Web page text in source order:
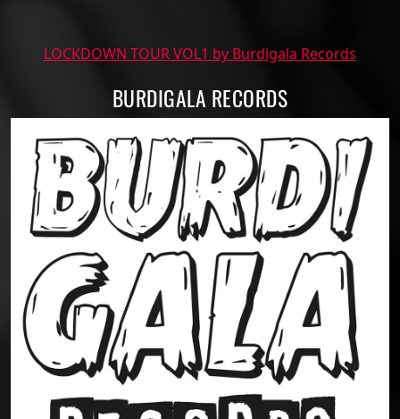
LOCKDOWN TOUR VOL1 by Burdigala Records
BURDIGALA RECORDS